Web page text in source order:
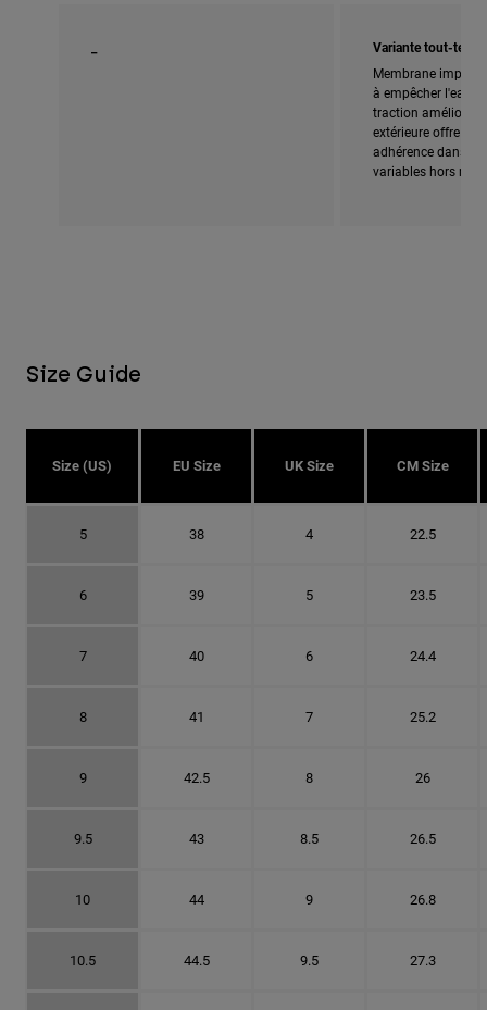
Variante tout-
Membrane
à empêcher l'eau
traction améliorée
extérieure offre
adhérence dans
variables hors
Size Guide
Size (US) EU Size UK Size CM Size
5 38 4 22.5
6 39 5 23.5
7 40 6 24.4
8 41 7 25.2
9 42.5 8 26
9.5 43 8.5 26.5
10 44 9 26.8
10.5 44.5 9.5 27.3